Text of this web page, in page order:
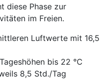
diese Phase zur
im Freien.
Luftwerte mit 16,5
bis 22 °C
8,5 Std./Tag